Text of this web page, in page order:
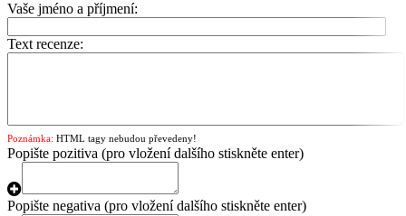
Vaše jméno a příjmení:
Text recenze:
Poznámka: HTML tagy nebudou převedeny!
Popište pozitiva (pro vložení dalšího stiskněte enter)
Popište negativa (pro vložení dalšího stiskněte enter)